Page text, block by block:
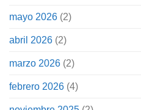
mayo 2026 (2)
abril 2026 (2)
marzo 2026 (2)
febrero 2026 (4)